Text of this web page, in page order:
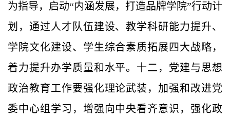
为指导，启动“内涵发展，打造品牌学院”行动计
划，通过人才队伍建设、教学科研能力提升、
学院文化建设、学生综合素质拓展四大战略，
着力提升办学质量和水平。十二，党建与思想
政治教育工作要强化理论武装，加强和改进党
委中心组学习，增强向中央看齐意识，强化政